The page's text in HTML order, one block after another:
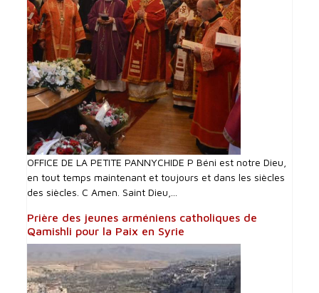
OFFICE DE LA PETITE PANNYCHIDE P Béni est notre Dieu,
en tout temps maintenant et toujours et dans les siècles
des siècles. C Amen. Saint Dieu,...
Prière des jeunes arméniens catholiques de
Qamishli pour la Paix en Syrie